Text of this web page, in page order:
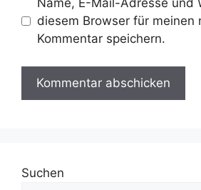
Name, E-Mail-Adresse und
diesem Browser für meinen
Kommentar speichern.
Suchen